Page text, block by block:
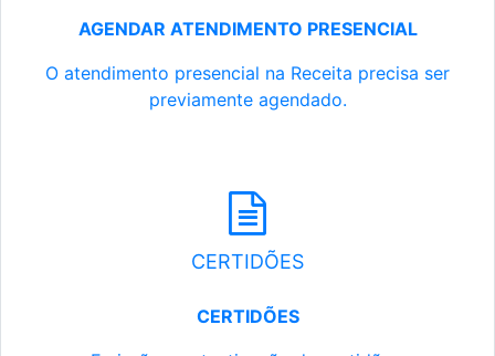
AGENDAR ATENDIMENTO PRESENCIAL
O atendimento presencial na Receita precisa ser
previamente agendado.
CERTIDÕES
CERTIDÕES